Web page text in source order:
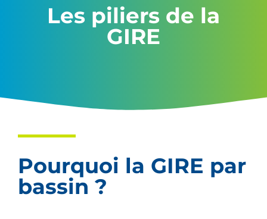
Les piliers de la
GIRE
Pourquoi la GIRE par
bassin ?